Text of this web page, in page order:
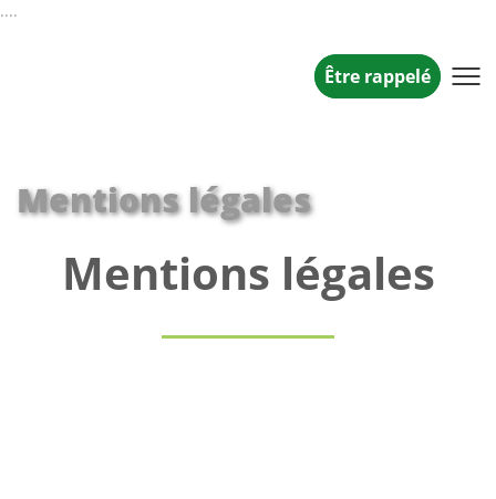
....
Être rappelé
Mentions légales
Mentions légales